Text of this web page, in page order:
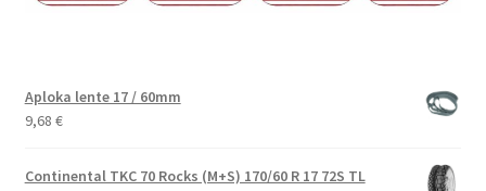
Aploka lente 17 / 60mm
9,68 €
Continental TKC 70 Rocks (M+S) 170/60 R 17 72S TL